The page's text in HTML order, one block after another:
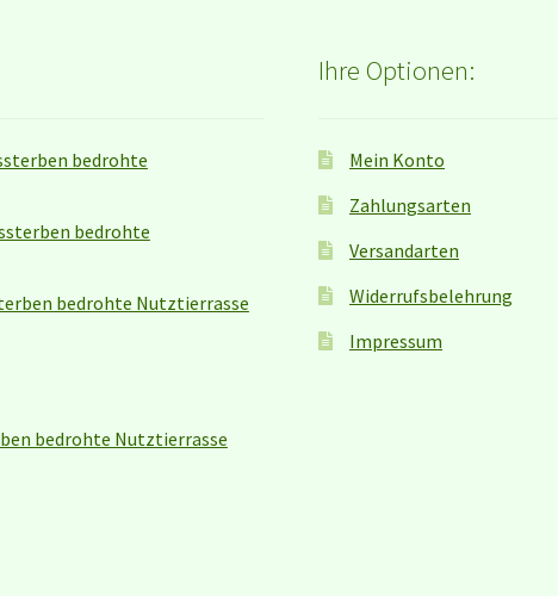
bedrohte
bedrohte
bedrohte Nutztierrasse
bedrohte Nutztierrasse
Ihre Optionen:
Mein Konto
Zahlungsarten
Versandarten
Widerrufsbelehrung
Impressum